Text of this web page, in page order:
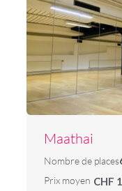
Maathai
Nombre de places
Prix moyen CHF